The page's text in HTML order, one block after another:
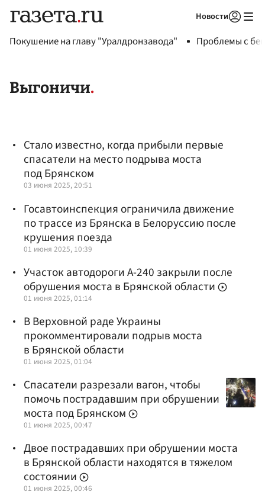
Новости
Покушение на главу "Уралдронзавода" Проблемы с
Выгоничи
Стало известно, когда прибыли первые
спасатели на место подрыва моста
под Брянском
03 июня 2025, 20:51
Госавтоинспекция ограничила движение
по трассе из Брянска в Белоруссию после
крушения поезда
01 июня 2025, 10:39
Участок автодороги А-240 закрыли после
обрушения моста в Брянской области
01 июня 2025, 01:14
В Верховной раде Украины
прокомментировали подрыв моста
в Брянской области
01 июня 2025, 01:04
Спасатели разрезали вагон, чтобы
помочь пострадавшим при обрушении
моста под Брянском
01 июня 2025, 00:47
Двое пострадавших при обрушении моста
в Брянской области находятся в тяжелом
состоянии
01 июня 2025, 00:46